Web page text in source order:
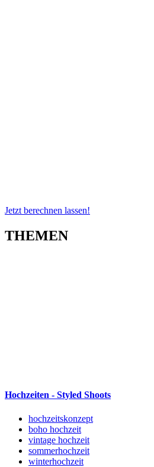
Jetzt berechnen lassen!
THEMEN
Hochzeiten - Styled Shoots
hochzeitskonzept
boho hochzeit
vintage hochzeit
sommerhochzeit
winterhochzeit